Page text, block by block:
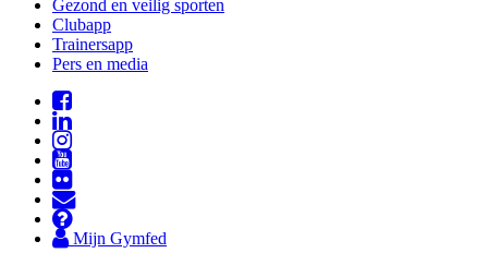
Gezond en veilig sporten
Clubapp
Trainersapp
Pers en media
Mijn Gymfed